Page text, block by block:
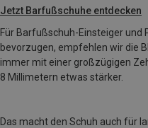
Jetzt Barfußschuhe entdecken
Für Barfußschuh-Einsteiger
bevorzugen, empfehlen wir die
immer mit einer großzügigen
8 Millimetern etwas stärker.
Das macht den Schuh auch für